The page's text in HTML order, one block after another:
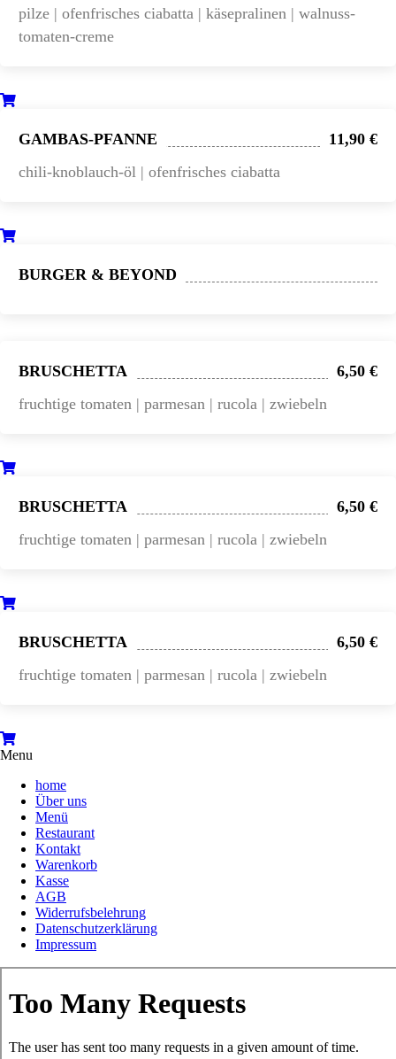
pilze | ofenfrisches ciabatta | käsepralinen | walnuss-
tomaten-creme
GAMBAS-PFANNE
11,90 €
chili-knoblauch-öl | ofenfrisches ciabatta
BURGER & BEYOND
BRUSCHETTA
6,50 €
fruchtige tomaten | parmesan | rucola | zwiebeln
BRUSCHETTA
6,50 €
fruchtige tomaten | parmesan | rucola | zwiebeln
BRUSCHETTA
6,50 €
fruchtige tomaten | parmesan | rucola | zwiebeln
Menu
home
Über uns
Menü
Restaurant
Kontakt
Warenkorb
Kasse
AGB
Widerrufsbelehrung
Datenschutzerklärung
Impressum